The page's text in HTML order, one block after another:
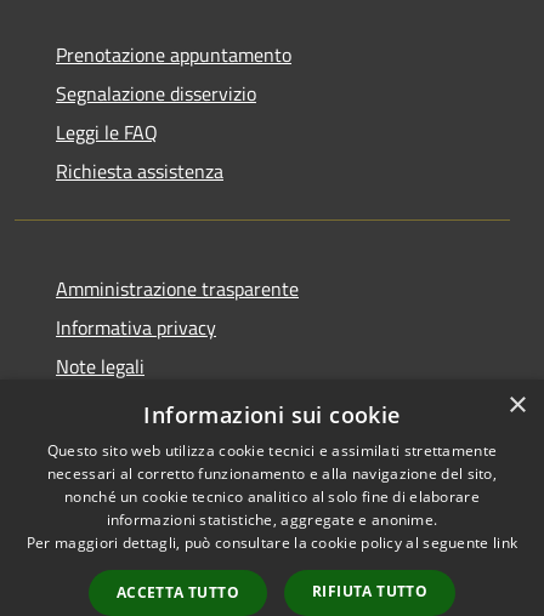
Prenotazione appuntamento
Segnalazione disservizio
Leggi le FAQ
Richiesta assistenza
Amministrazione trasparente
Informativa privacy
Note legali
Dichiarazione di accessibilità
Accessibilità
Copyright © 2026 • Comune di
Borca di Cadore • Powered by
Municipium•
Accesso
×
Informazioni sui cookie
Questo sito web utilizza cookie tecnici e assimilati strettamente
necessari al corretto funzionamento e alla navigazione del sito,
nonché un cookie tecnico analitico al solo fine di elaborare
informazioni statistiche, aggregate e anonime.
Per maggiori dettagli, può consultare la cookie policy al seguente link
ACCETTA TUTTO RIFIUTA TUTTO